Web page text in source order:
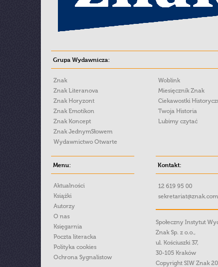
Grupa Wydawnicza:
Znak
Znak Literanova
Znak Horyzont
Znak Emotikon
Znak Koncept
Znak JednymSłowem
Wydawnictwo Otwarte
Woblink
Miesięcznik Znak
Ciekawostki
Twoja Historia
Lubimy czytać
Menu:
Aktualności
Książki
Autorzy
O nas
Księgarnia
Poczta literacka
Polityka cookies
Ochrona Sygnalistow
Kontakt:
12 619 95 00
Społeczny Instytut
Znak Sp. z o.o.,
ul. Kościuszki 37,
30-105 Kraków
Copyright SIW Znak